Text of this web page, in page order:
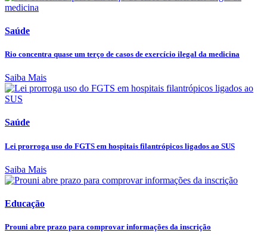
Saúde
Rio concentra quase um terço de casos de exercício ilegal da medicina
Saiba Mais
Saúde
Lei prorroga uso do FGTS em hospitais filantrópicos ligados ao SUS
Saiba Mais
Educação
Prouni abre prazo para comprovar informações da inscrição